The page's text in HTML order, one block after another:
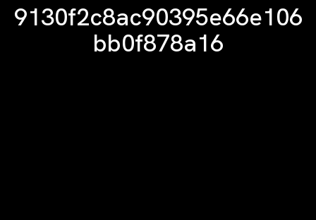
9130f2c8ac90395e66e106
bb0f878a16